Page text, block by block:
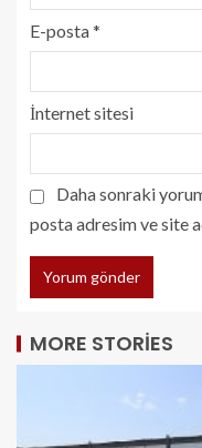
E-posta*
İnternet sitesi
Daha sonraki
posta adresim ve site
MORE STORIES